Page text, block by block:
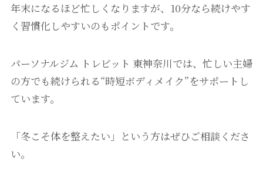
年末になるほど忙しくなりますが、10分なら続けやす
く習慣化しやすいのもポイントです。
パーソナルジム トレビット 東神奈川では、忙しい主婦
の方でも続けられる“時短ボディメイク”をサポートし
ています。
「冬こそ体を整えたい」という方はぜひご相談くださ
い。